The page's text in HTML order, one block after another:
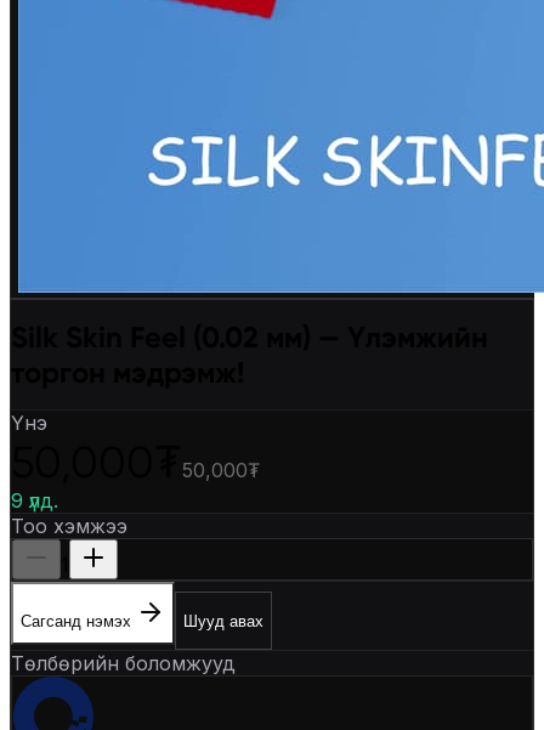
Үнэ
50,000₮
9 үлд.
Тоо хэмжээ
Сагсанд нэмэх Шууд авах
Төлбөрийн боломжууд